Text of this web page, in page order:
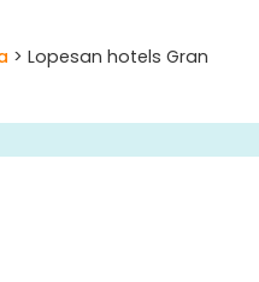
> Lopesan hotels Gran